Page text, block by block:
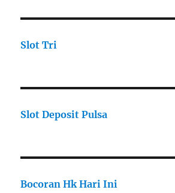
Slot Tri
Slot Deposit Pulsa
Bocoran Hk Hari Ini